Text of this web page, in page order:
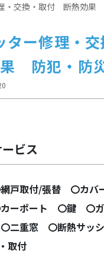
・交換・取付 断熱効果
ター修理・
防犯・防
ビス
網戸取付/張替 〇カ
ーポート 〇鍵 〇
〇二重窓 〇断熱サッ
取付